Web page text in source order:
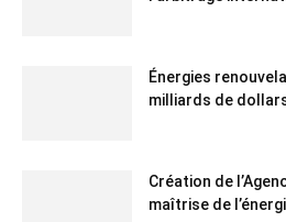
Énergies
milliards de
Création de
maîtrise de